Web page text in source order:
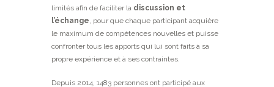
limités afin de faciliter la discussion et
l’échange , pour que chaque participant acquière
le maximum de compétences nouvelles et puisse
confronter tous les apports qui lui sont faits à sa
propre expérience et à ses contraintes.
Depuis 2014, 1483 personnes ont participé aux